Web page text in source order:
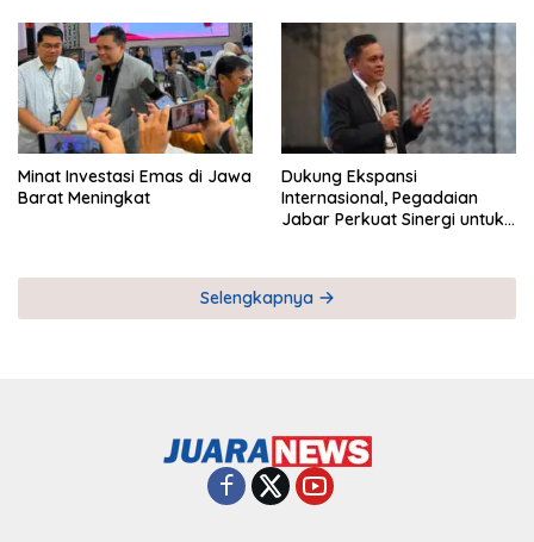
Minat Investasi Emas di Jawa
Barat Meningkat
Dukung Ekspansi
Internasional, Pegadaian
Jabar Perkuat Sinergi untuk
Selengkapnya